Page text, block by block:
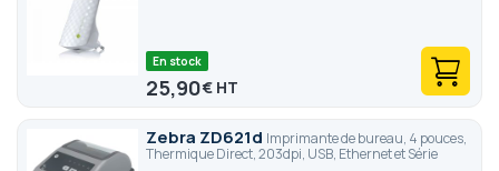
En stock
25,90€
Zebra ZD621d Imprimante de bureau, 4 pouces,
Thermique Direct, 203dpi, USB, Ethernet et Série